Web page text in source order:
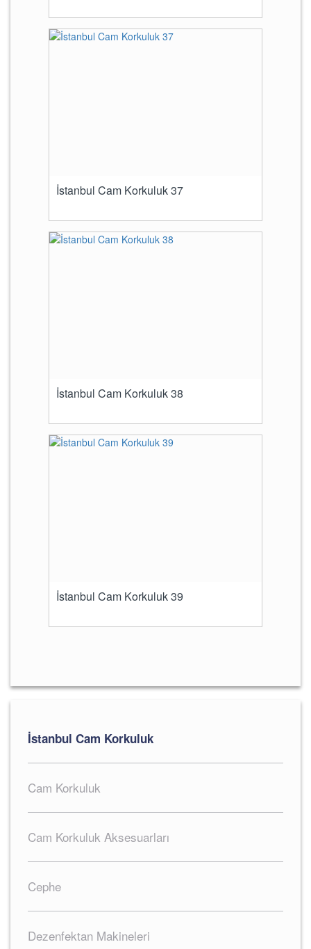
İstanbul Cam Korkuluk 37
İstanbul Cam Korkuluk 38
İstanbul Cam Korkuluk 39
İstanbul Cam Korkuluk
Cam Korkuluk
Cam Korkuluk Aksesuarları
Cephe
Dezenfektan Makineleri